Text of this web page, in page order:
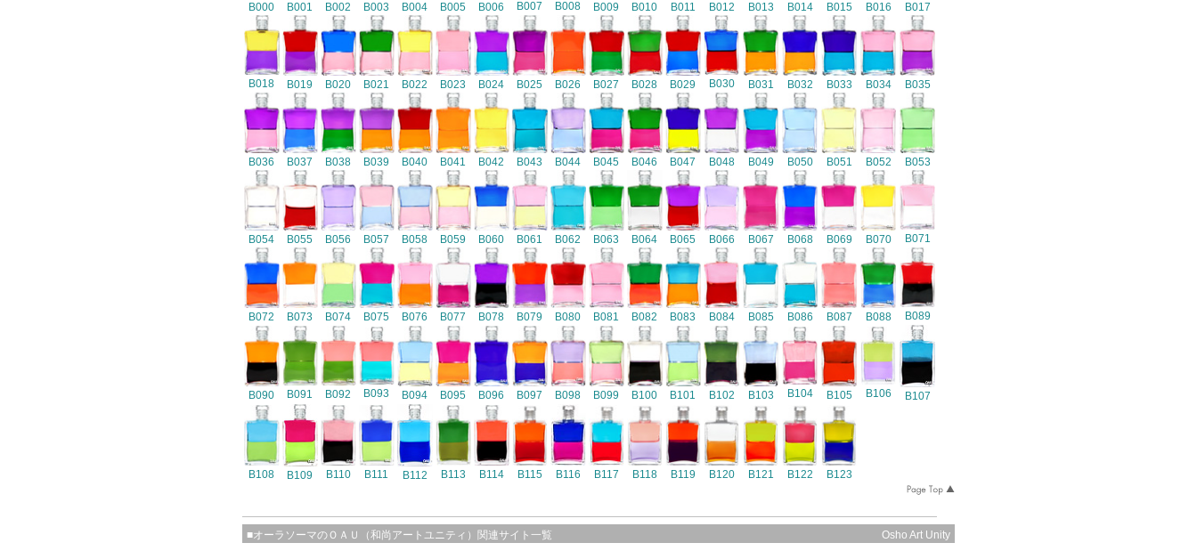
B000 B001 B002 B003 B004 B005 B006 B007 B008 B009 B010 B011 B012 B013 B014 B015 B016 B017
B018 B019 B020 B021 B022 B023 B024 B025 B026 B027 B028 B029 B030 B031 B032 B033 B034 B035
B036 B037 B038 B039 B040 B041 B042 B043 B044 B045 B046 B047 B048 B049 B050 B051 B052 B053
B054 B055 B056 B057 B058 B059 B060 B061 B062 B063 B064 B065 B066 B067 B068 B069 B070 B071
B072 B073 B074 B075 B076 B077 B078 B079 B080 B081 B082 B083 B084 B085 B086 B087 B088 B089
B090 B091 B092 B093 B094 B095 B096 B097 B098 B099 B100 B101 B102 B103 B104 B105 B106 B107
B108 B109 B110 B111 B112 B113 B114 B115 B116 B117 B118 B119 B120 B121 B122 B123
■オーラソーマのＯＡＵ（和尚アートユニティ）関連サイト一覧 Osho Art Unity